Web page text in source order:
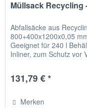
Müllsack Recycling
Abfallsäcke aus
800+400x1200x0,05
Geeignet für 240 l
Inliner, zum Schutz vor
131,79 € *
Merken